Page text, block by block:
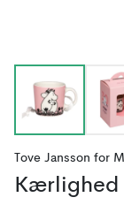
Tove Jansson for
Kærlighed